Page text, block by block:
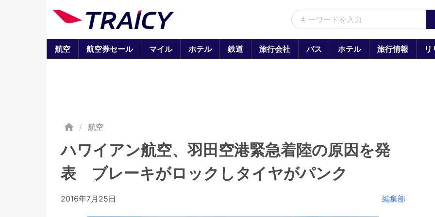
航空 航空券セール マイル ホテル 鉄道 旅行会社 バス ホテル 旅行情報 リ
/ 航空
ハワイアン航空、羽田空港緊急着陸の原因を発
表 ブレーキがロックしタイヤがパンク
2016年7月25日 編集部